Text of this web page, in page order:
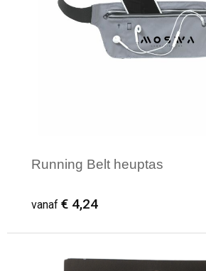
Running Belt heuptas
vanaf € 4,24